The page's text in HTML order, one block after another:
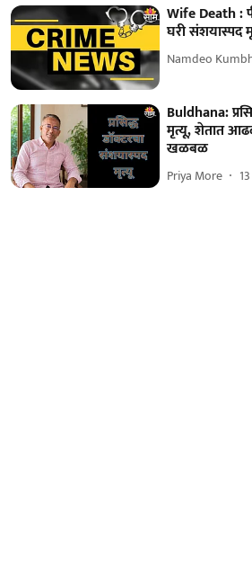
Wife Death :
घरी संशयास्पद
Namdeo
Buldhana:
मृत्यू, शेतात
खळबळ
Priya More